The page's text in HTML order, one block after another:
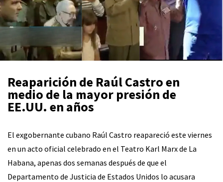
Reaparición de Raúl Castro en
medio de la mayor presión de
EE.UU. en años
El exgobernante cubano Raúl Castro reapareció este viernes
en un acto oficial celebrado en el Teatro Karl Marx de La
Habana, apenas dos semanas después de que el
Departamento de Justicia de Estados Unidos lo acusara